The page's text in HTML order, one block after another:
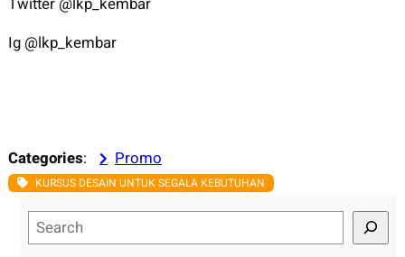
Ig @lkp_kembar
Categories: Promo
KURSUS DESAIN UNTUK SEGALA KEBUTUHAN
e